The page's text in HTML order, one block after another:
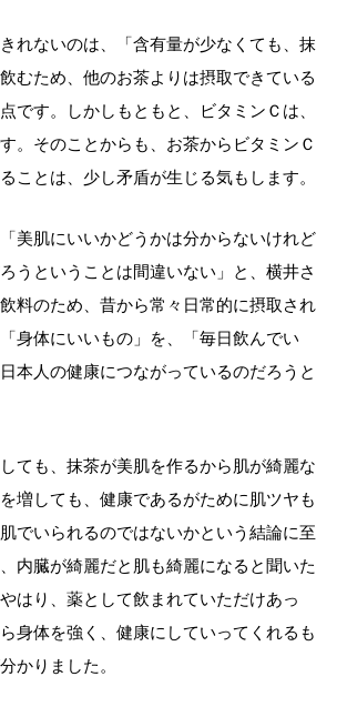
れないのは、「含有量が少なくても、抹
むため、他のお茶よりは摂取できている
です。しかしもともと、ビタミンＣは、
。そのことからも、お茶からビタミンＣ
ことは、少し矛盾が生じる気もします。
美肌にいいかどうかは分からないけれど
うということは間違いない」と、横井さ
料のため、昔から常々日常的に摂取され
身体にいいもの」を、「毎日飲んでい
本人の健康につながっているのだろうと
ても、抹茶が美肌を作るから肌が綺麗な
増しても、健康であるがために肌ツヤも
でいられるのではないかという結論に至
内臓が綺麗だと肌も綺麗になると聞いた
はり、薬として飲まれていただけあっ
身体を強く、健康にしていってくれるも
かりました。